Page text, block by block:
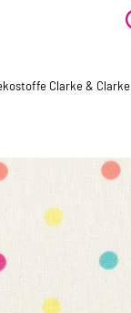
Clarke & Clarke